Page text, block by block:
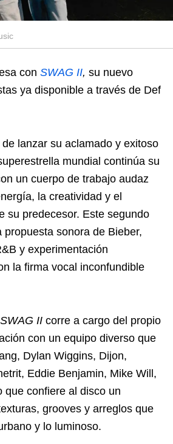
con SWAG II, su nuevo
ya disponible a través de Def
lanzar su aclamado y exitoso
mundial continúa su
un cuerpo de trabajo audaz
la creatividad y el
su predecesor. Este segundo
sonora de Bieber,
y experimentación
la firma vocal inconfundible
SWAG II corre a cargo del propio
con un equipo diverso que
Dylan Wiggins, Dijon,
Eddie Benjamin, Mike Will,
que confiere al disco un
grooves y arreglos que
y lo luminoso.